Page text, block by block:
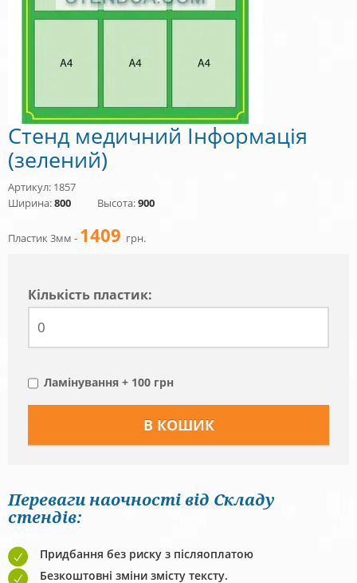
Стенд медичний Інформація
(зелений)
Артикул: 1857
Ширина:800 Высота:900
Пластик 3мм - 1409 грн.
Кiлькiсть пластик:
Ламінування + 100 грн
Переваги наочності від Складу
стендів:
Придбання без риску з післяоплатою
Безкоштовні зміни змісту тексту.